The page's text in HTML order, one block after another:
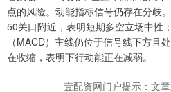
点的风险。动能指标信号仍存在分歧
50关口附近，表明短期多空立场中性
（MACD）主线仍位于信号线下方且
在收缩，表明下行动能正在减弱。
壹配资网门户提示：文